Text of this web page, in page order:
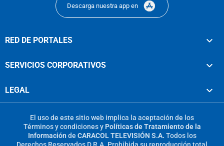
Descarga nuestra app en
RED DE PORTALES
SERVICIOS CORPORATIVOS
LEGAL
El uso de este sitio web implica la aceptación de los
Términos y condicionesy Políticas de Tratamiento de la
Información de CARACOL TELEVISIÓN S.A. Todos los